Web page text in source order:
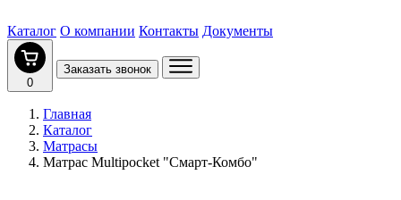
Каталог О компании Контакты Документы
0
Заказать звонок
Главная
Каталог
Матрасы
Матрас Multipocket "Смарт-Комбо"